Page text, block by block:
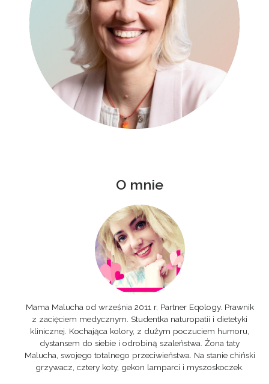
O mnie
Mama Malucha od września 2011 r. Partner Eqology. Prawnik
z zacięciem medycznym. Studentka naturopatii i dietetyki
klinicznej. Kochająca kolory, z dużym poczuciem humoru,
dystansem do siebie i odrobiną szaleństwa. Żona taty
Malucha, swojego totalnego przeciwieństwa. Na stanie chiński
grzywacz, cztery koty, gekon lamparci i myszoskoczek.